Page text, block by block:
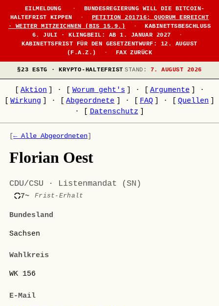
EILMELDUNG ·
BUNDESREGIERUNG WILL DIE BITCOIN-
HALTEFRIST KIPPEN
·
PETITION 201716: QUORUM ERREICHT
· WEITER MITZEICHNEN (BIS 15.9.)
·
KABINETTSBESCHLUSS
6. JULI · KLINGBEIL: AB 1. JANUAR 2027
·
KABINETTSFRIST FÜR DEN GESETZENTWURF: 12. AUGUST
(F.A.Z.)
· FAX ZURÜCK
§23 ESTG · KRYPTO-HALTEFRIST STAND: 7. AUGUST 2026
Aktion · Worum geht's · Argumente
·
Wirkung · Abgeordnete · FAQ · Quellen
·
Datenschutz
[← Alle Abgeordneten]
Florian Oest
CDU/CSU · Listenmandat (SN)
7~ Frist-Erhalt
Bundesland
Sachsen
Wahlkreis
WK 156
E-Mail